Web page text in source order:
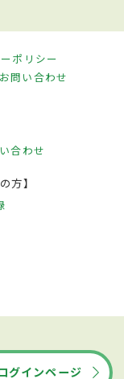
ポリシー
お問い合わせ
合わせ
方】
グインページ